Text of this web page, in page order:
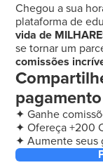
Chegou a sua
plataforma de
vida de
se tornar um
comissões
✦ Ganhe
✦ Ofereça +200
✦ Aumente seus